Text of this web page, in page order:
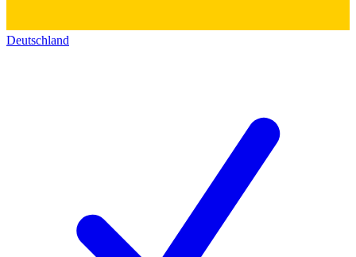
Deutschland